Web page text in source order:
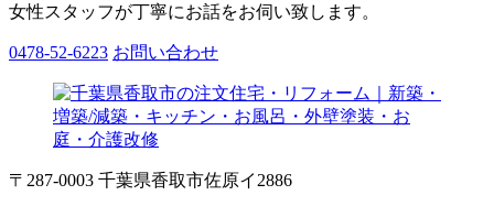
女性スタッフが丁寧にお話をお伺い致します。
0478-52-6223 お問い合わせ
〒287-0003 千葉県香取市佐原イ2886